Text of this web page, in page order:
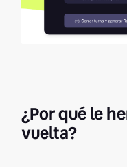
¿Por qué le
vuelta?